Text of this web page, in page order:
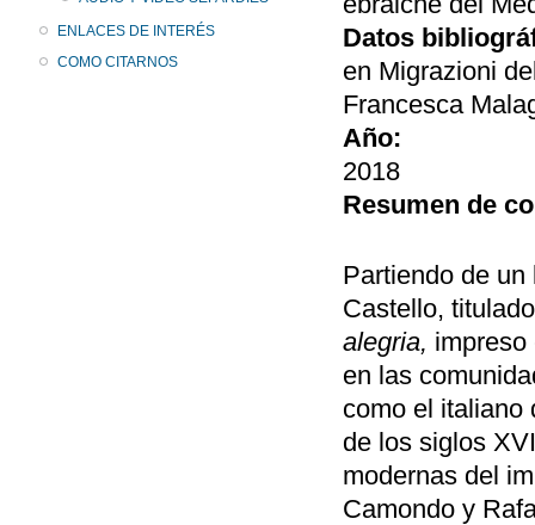
ENLACES DE INTERÉS
COMO CITARNOS
Datos
en Migrazioni
Francesca
Año:
2018
Resumen de
Partiendo de
Castello,
alegria, impreso
en las
como el
de los siglos
modernas del
Camondo y